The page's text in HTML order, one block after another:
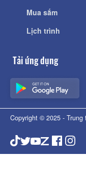
Mua sắm
Lịch trình
Tải ứng dụng
Copyright © 2025 -